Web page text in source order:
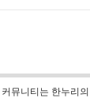
뮤니티는 한누리